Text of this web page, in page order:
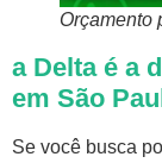
Orçamento
a Delta é a
em São
Se você busca